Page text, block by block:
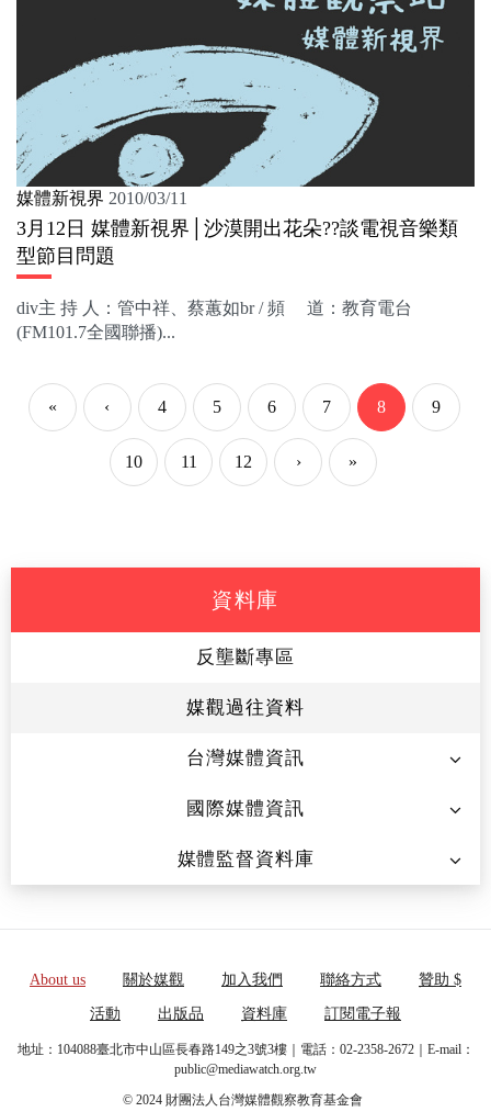
媒體新視界 2010/03/11
3月12日 媒體新視界│沙漠開出花朵??談電視音樂類
型節目問題
div主 持 人：管中祥、蔡蕙如br / 頻 道：教育電台
(FM101.7全國聯播)...
« ‹ 4 5 6 7 8 9
10 11 12 › »
資料庫
反壟斷專區
媒觀過往資料
台灣媒體資訊
國際媒體資訊
媒體監督資料庫
About us 關於媒觀 加入我們 聯絡方式 贊助 $
活動 出版品 資料庫 訂閱電子報
地址：104088臺北市中山區長春路149之3號3樓｜電話：02-2358-2672｜E-mail：
public@mediawatch.org.tw
© 2024 財團法人台灣媒體觀察教育基金會